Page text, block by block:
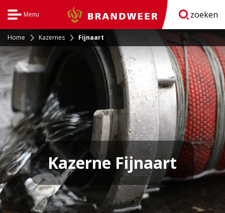
Menu Brandweer zoeken
Home Kazernes Fijnaart
Kazerne Fijnaart